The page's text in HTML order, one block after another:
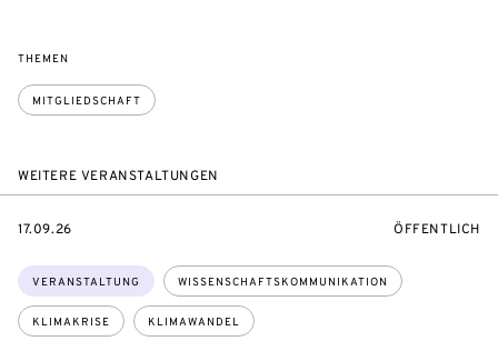
THEMEN
MITGLIEDSCHAFT
WEITERE VERANSTALTUNGEN
Themen:
VERANSTALTUNG WISSENSCHAFTSKOMMUNIKATION
KLIMAKRISE KLIMAWANDEL
EVENTBEGINSON
17.09.26 ÖFFENTLICH